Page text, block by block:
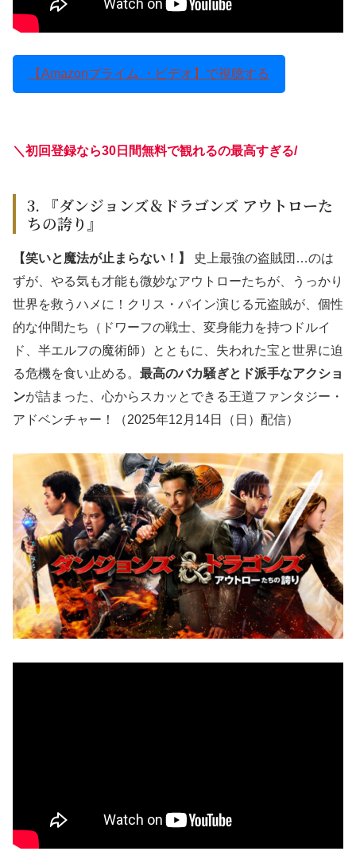
【Amazonプライム ・ビデオ】で視聴する
＼初回登録なら30日間無料で観れるの最高すぎる/
3. 『ダンジョンズ＆ドラゴンズ アウトローた
ちの誇り』
【笑いと魔法が止まらない！】
史上最強の盗賊団…のは
ずが、やる気も才能も微妙なアウトローたちが、うっかり
世界を救うハメに！クリス・パイン演じる元盗賊が、個性
的な仲間たち（ドワーフの戦士、変身能力を持つドルイ
ド、半エルフの魔術師）とともに、失われた宝と世界に迫
る危機を食い止める。 最高のバカ騒ぎとド派手なアクショ
ンが詰まった、心からスカッとできる王道ファンタジー・
アドベンチャー！（2025年12月14日（日）配信）